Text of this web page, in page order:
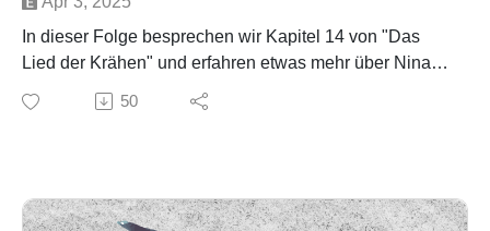
In dieser Folge besprechen wir Kapitel 14 von "Das
Lied der Krähen" und erfahren etwas mehr über Ninas
Vergangenheit!
Social Media:
50